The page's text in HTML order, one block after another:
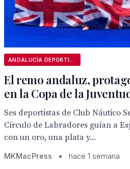
El remo andaluz,
en la Copa de la
Ses deportistas de Club Náutico
Círculo de Labradores guían a
con un oro, una plata y...
MKMacPress • hace 1 semana